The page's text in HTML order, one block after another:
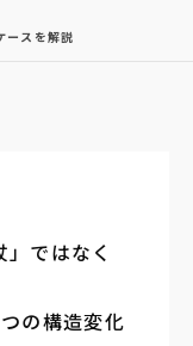
ースを解説
ではなく
の構造変化